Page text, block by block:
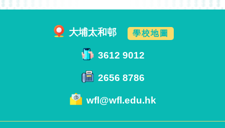
大埔太和邨 學校地圖
3612 9012
2656 8786
wfl@wfl.edu.hk